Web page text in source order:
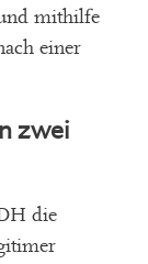
mithilfe
einer
zwei
die